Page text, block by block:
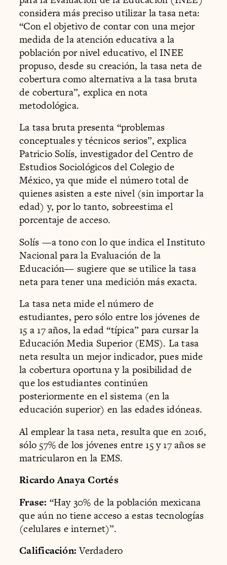
considera más preciso utilizar la tasa neta:
“Con el objetivo de contar con una mejor
medida de la atención educativa a la
población por nivel educativo, el INEE
propuso, desde su creación, la tasa neta de
cobertura como alternativa a la tasa bruta
de cobertura”, explica en nota
metodológica.
La tasa bruta presenta “problemas
conceptuales y técnicos serios”, explica
Patricio Solís, investigador del Centro de
Estudios Sociológicos del Colegio de
México, ya que mide el número total de
quienes asisten a este nivel (sin importar la
edad) y, por lo tanto, sobreestima el
porcentaje de acceso.
Solís —a tono con lo que indica el Instituto
Nacional para la Evaluación de la
Educación— sugiere que se utilice la tasa
neta para tener una medición más exacta.
La tasa neta mide el número de
estudiantes, pero sólo entre los jóvenes de
15 a 17 años, la edad “típica” para cursar la
Educación Media Superior (EMS). La tasa
neta resulta un mejor indicador, pues mide
la cobertura oportuna y la posibilidad de
que los estudiantes continúen
posteriormente en el sistema (en la
educación superior) en las edades idóneas.
Al emplear la tasa neta, resulta que en 2016,
sólo 57% de los jóvenes entre 15 y 17 años se
matricularon en la EMS.
Ricardo Anaya Cortés
Frase: “Hay 30% de la población mexicana
que aún no tiene acceso a estas tecnologías
(celulares e internet)”.
Calificación:Verdadero